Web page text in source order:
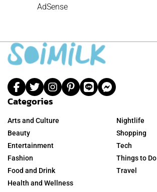
AdSense
Categories
Arts and Culture
Beauty
Entertainment
Fashion
Food and Drink
Health and Wellness
Nightlife
Shopping
Tech
Things to Do
Travel